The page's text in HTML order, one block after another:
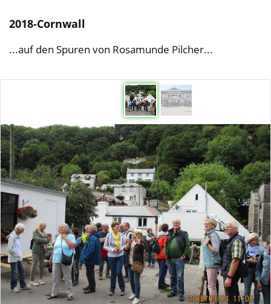
2018-Cornwall
...auf den Spuren von Rosamunde Pilcher...